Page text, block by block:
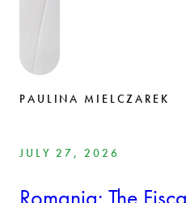
PAULINA MIELCZAREK
JULY 27, 2026